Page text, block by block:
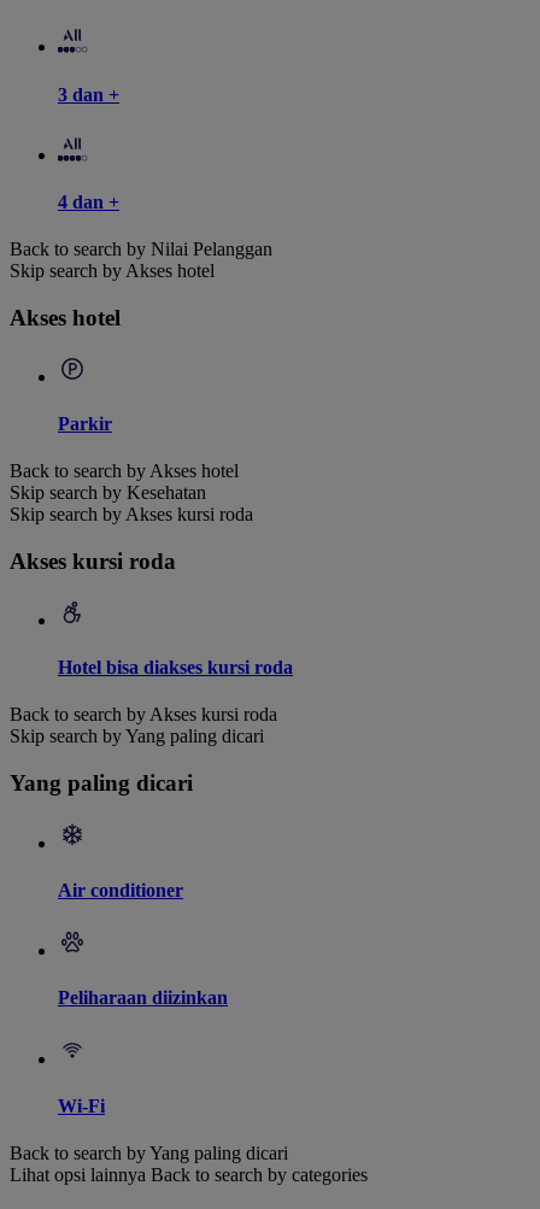
3 dan +
4 dan +
Back to search by Nilai Pelanggan
Skip search by Akses hotel
Akses hotel
Parkir
Back to search by Akses hotel
Skip search by Kesehatan
Skip search by Akses kursi roda
Akses kursi roda
Hotel bisa diakses kursi roda
Back to search by Akses kursi roda
Skip search by Yang paling dicari
Yang paling dicari
Air conditioner
Peliharaan diizinkan
Wi-Fi
Back to search by Yang paling dicari
Lihat opsi lainnya Back to search by categories